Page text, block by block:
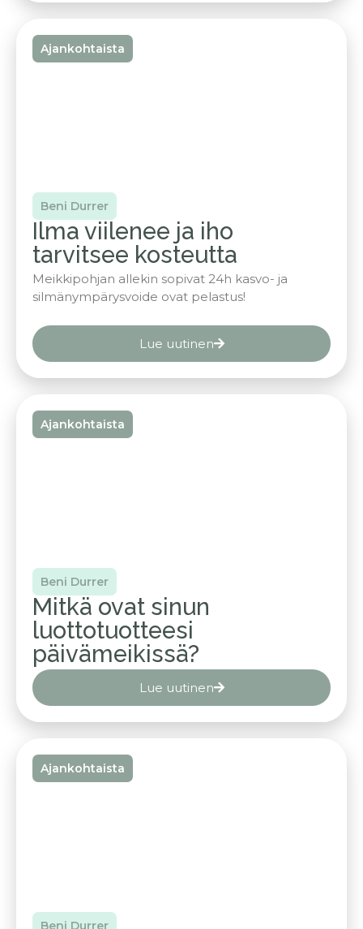
Ajankohtaista
Beni Durrer
Ilma viilenee ja iho
tarvitsee kosteutta
Meikkipohjan allekin sopivat 24h kasvo- ja
silmänympärysvoide ovat pelastus!
Lue uutinen
Ajankohtaista
Beni Durrer
Mitkä ovat sinun
luottotuotteesi
päivämeikissä?
Lue uutinen
Ajankohtaista
Beni Durrer